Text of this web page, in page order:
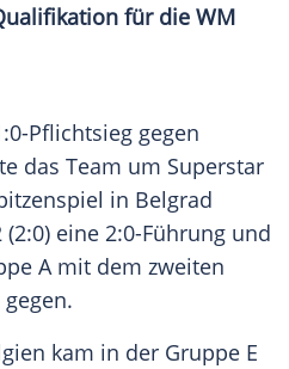
für die WM
Pflichtsieg gegen
das Team um Superstar
in Belgrad
(2:0) eine 2:0-Führung und
A mit dem zweiten
kam in der Gruppe E